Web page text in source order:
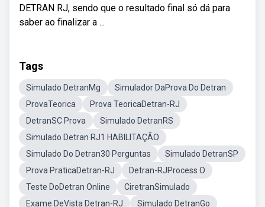
DETRAN RJ, sendo que o resultado final só dá para
saber ao finalizar a ...
Tags
Simulado DetranMg
Simulador DaProva Do Detran
ProvaTeorica
Prova TeoricaDetran-RJ
DetranSC Prova
Simulado DetranRS
Simulado Detran RJ1 HABILITAÇÃO
Simulado Do Detran30 Perguntas
Simulado DetranSP
Prova PraticaDetran-RJ
Detran-RJProcess O
Teste DoDetran Online
CiretranSimulado
Exame DeVista Detran-RJ
Simulado DetranGo